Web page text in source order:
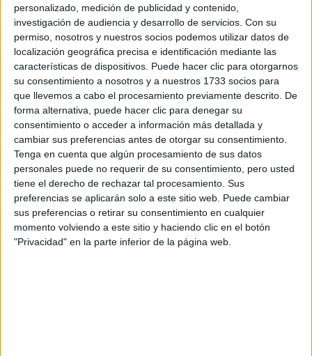
personalizado, medición de publicidad y contenido,
investigación de audiencia y desarrollo de servicios. Con su
permiso, nosotros y nuestros socios podemos utilizar datos de
localización geográfica precisa e identificación mediante las
características de dispositivos. Puede hacer clic para otorgarnos
su consentimiento a nosotros y a nuestros 1733 socios para
que llevemos a cabo el procesamiento previamente descrito. De
forma alternativa, puede hacer clic para denegar su
consentimiento o acceder a información más detallada y
cambiar sus preferencias antes de otorgar su consentimiento.
Tenga en cuenta que algún procesamiento de sus datos
personales puede no requerir de su consentimiento, pero usted
tiene el derecho de rechazar tal procesamiento. Sus
preferencias se aplicarán solo a este sitio web. Puede cambiar
sus preferencias o retirar su consentimiento en cualquier
momento volviendo a este sitio y haciendo clic en el botón
"Privacidad" en la parte inferior de la página web.
Y la nota de corte del año pasado de la carrera donde quiero
entrar es de un 6-7.
Gracias por vuestra atención, espero que podáis resolver mi
duda.
Inicio
Etiquetas: Selectividad